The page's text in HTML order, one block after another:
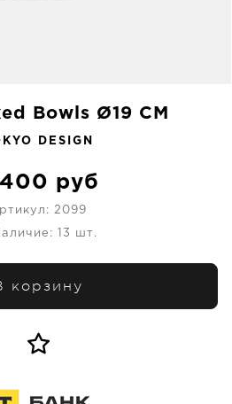
Bowls Ø19 CM
DESIGN
руб
2099
13 шт.
корзину